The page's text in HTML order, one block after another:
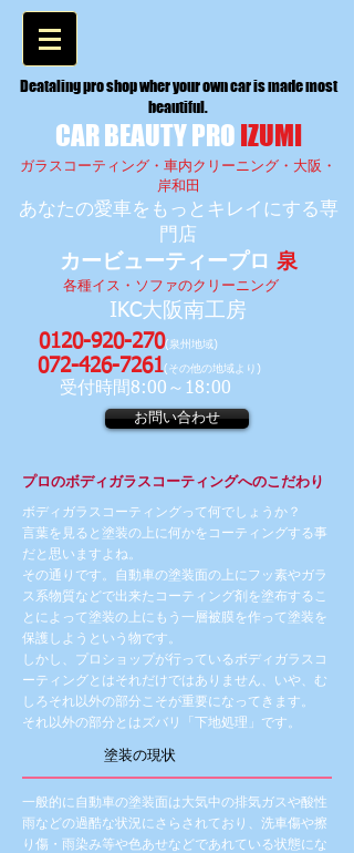
0120-920-270(泉州地域)
072-426-7261(その他の地域より)
受付時間8:00～18:00
お問い合わせ
Deataling pro shop wher your own car is made most
beautiful.
CAR BEAUTY PRO IZUMI
ガラスコーティング・車内クリーニング・大阪・
岸和田
​あなたの愛車をもっとキレイにする専
門店
カービューティープロ 泉
各種イス・ソファのクリーニング
IKC大阪南工房
プロのボディガラスコーティングへのこだわり
ボディガラスコーティングって何でしょうか？
言葉を見ると塗装の上に何かをコーティングする事
だと思いますよね。
その通りです。自動車の塗装面の上にフッ素やガラ
ス系物質などで出来たコーティング剤を塗布するこ
とによって塗装の上にもう一層被膜を作って塗装を
保護しようという物です。
しかし、プロショップが行っているボディガラスコ
ーティングとはそれだけではありません、いや、む
しろそれ以外の部分こそが重要になってきます。
それ以外の部分とはズバリ「下地処理」です。
塗装の現状
一般的に自動車の塗装面は大気中の排気ガスや酸性
雨などの過酷な状況にさらされており、洗車傷や擦
り傷・雨染み等や色あせなどであれている状態にな